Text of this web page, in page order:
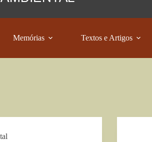
Memórias Textos e Artigos